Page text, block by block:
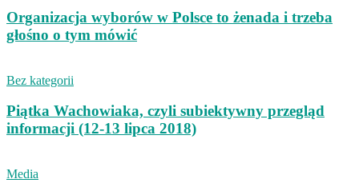
Organizacja wyborów w Polsce to żenada i trzeba
głośno o tym mówić
Bez kategorii
Piątka Wachowiaka, czyli subiektywny przegląd
informacji (12-13 lipca 2018)
Media